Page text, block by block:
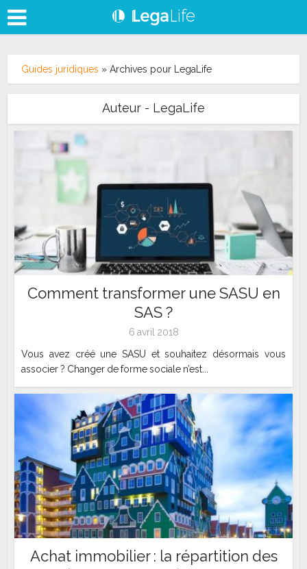
Guides juridiques »Archives pour LegaLife
Auteur - LegaLife
Comment transformer une SASU en
SAS ?
6 avril 2018
Vous avez créé une SASU et souhaitez désormais vous
associer ? Changer de forme sociale n’est...
Achat immobilier : la répartition des